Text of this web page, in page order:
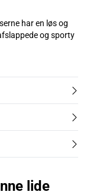
har en løs og
og sporty
lide